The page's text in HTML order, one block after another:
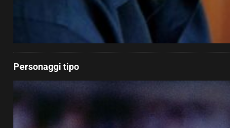
Personaggi tipo